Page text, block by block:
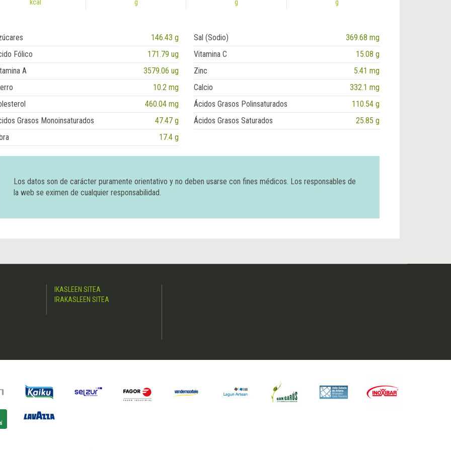
kcal g g g
146.43 g Sal (Sodio)
369.68 mg
Fólico
171.79 ug Vitamina C
15.08 g
A
3579.06 ug Zinc
5.41 mg
10.2 mg Calcio
332.1 mg
460.04 mg Ácidos Grasos Polinsaturados
110.54 g
Grasos Monoinsaturados
47.47 g Ácidos Grasos Saturados
25.85 g
17.4 g
Los datos son de carácter puramente orientativo y no deben usarse con fines médicos. Los responsables de
la web se eximen de cualquier responsabilidad.
IKASLEEN SITEA
IRAKASLEEN SITEA